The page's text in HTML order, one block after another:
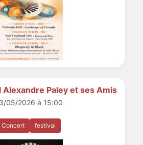
Paley et ses Amis
05/2026 à 15:00
Concert festival